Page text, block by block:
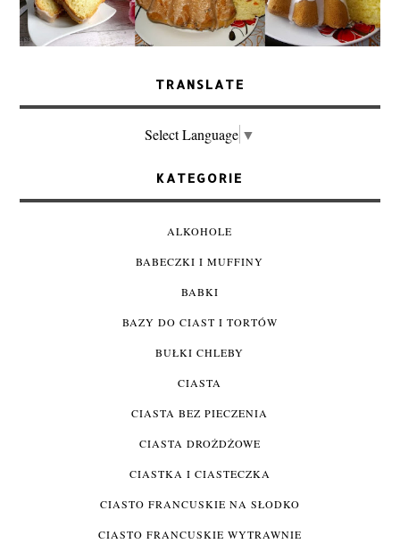
TRANSLATE
Select Language ▼
KATEGORIE
ALKOHOLE
BABECZKI I MUFFINY
BABKI
BAZY DO CIAST I TORTÓW
BUŁKI CHLEBY
CIASTA
CIASTA BEZ PIECZENIA
CIASTA DROŻDŻOWE
CIASTKA I CIASTECZKA
CIASTO FRANCUSKIE NA SŁODKO
CIASTO FRANCUSKIE WYTRAWNIE